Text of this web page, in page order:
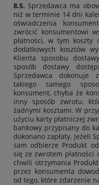
8.5. Sprzedawca ma
niż w terminie 14 dni
oświadczenia
zwrócić konsumentowi
płatności, w tym koszty
dodatkowych kosztów
Klienta sposobu
sposób dostawy
Sprzedawca dokonuje
takiego samego
konsument, chyba że
inny sposób zwrotu,
żadnymi kosztami. W
użyciu karty płatniczej
bankowy przypisany do
dokonano zapłaty. Jeżeli
sam odbierze Produkt
się ze zwrotem
chwili otrzymania
przez konsumenta
od tego, które zdarzenie